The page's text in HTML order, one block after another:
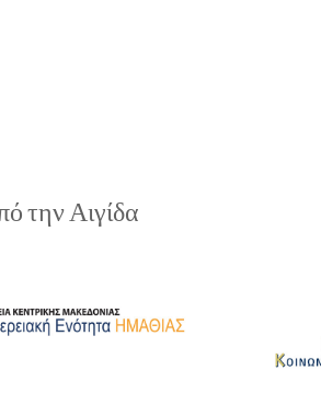
την Αιγίδα